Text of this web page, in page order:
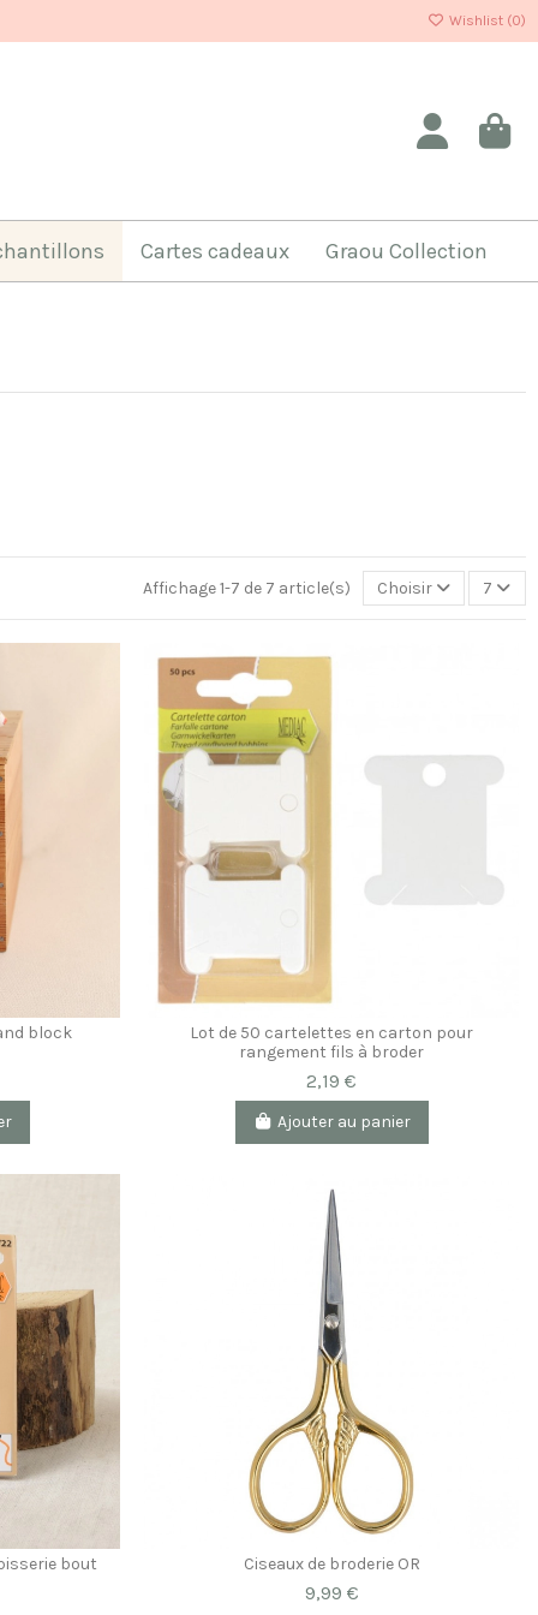
Wishlist (0)
Cartes cadeaux Graou Collection
Affichage 1-7 de 7 article(s) Choisir 7
block
Lot de 50 cartelettes en carton pour
rangement fils à broder
2,19 €
Ajouter au panier
bout
Ciseaux de broderie OR
9,99 €